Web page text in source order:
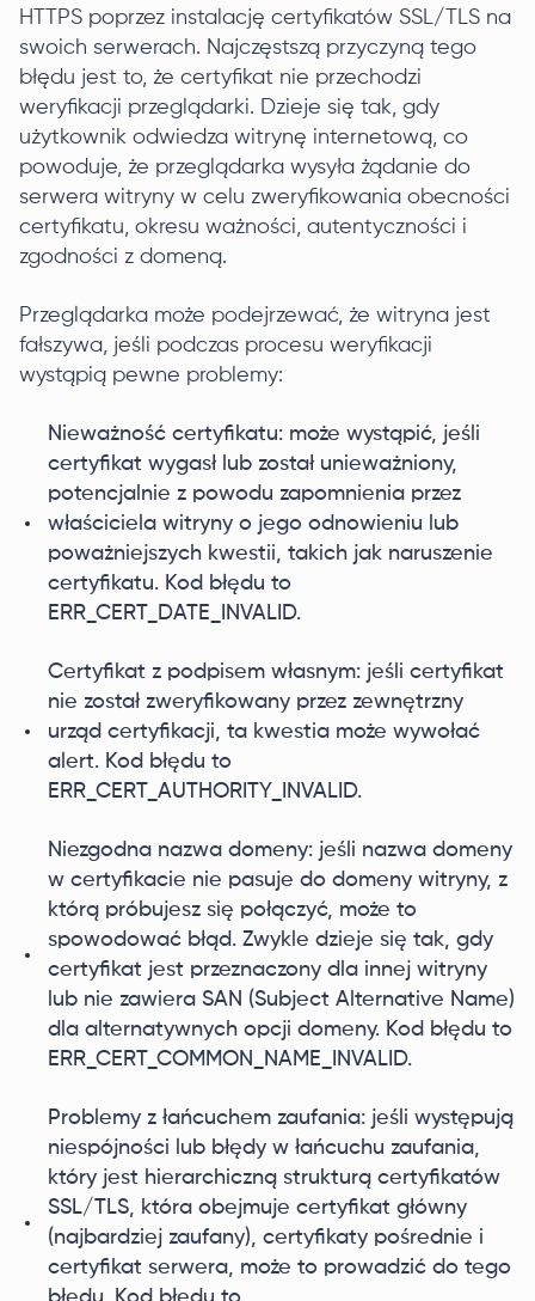
HTTPS poprzez instalację certyfikatów SSL/TLS na
swoich serwerach. Najczęstszą przyczyną tego
błędu jest to, że certyfikat nie przechodzi
weryfikacji przeglądarki. Dzieje się tak, gdy
użytkownik odwiedza witrynę internetową, co
powoduje, że przeglądarka wysyła żądanie do
serwera witryny w celu zweryfikowania obecności
certyfikatu, okresu ważności, autentyczności i
zgodności z domeną.
Przeglądarka może podejrzewać, że witryna jest
fałszywa, jeśli podczas procesu weryfikacji
wystąpią pewne problemy:
Nieważność certyfikatu: może wystąpić, jeśli
certyfikat wygasł lub został unieważniony,
potencjalnie z powodu zapomnienia przez
właściciela witryny o jego odnowieniu lub
poważniejszych kwestii, takich jak naruszenie
certyfikatu. Kod błędu to
ERR_CERT_DATE_INVALID.
Certyfikat z podpisem własnym: jeśli certyfikat
nie został zweryfikowany przez zewnętrzny
urząd certyfikacji, ta kwestia może wywołać
alert. Kod błędu to
ERR_CERT_AUTHORITY_INVALID.
Niezgodna nazwa domeny: jeśli nazwa domeny
w certyfikacie nie pasuje do domeny witryny, z
którą próbujesz się połączyć, może to
spowodować błąd. Zwykle dzieje się tak, gdy
certyfikat jest przeznaczony dla innej witryny
lub nie zawiera SAN (Subject Alternative Name)
dla alternatywnych opcji domeny. Kod błędu to
ERR_CERT_COMMON_NAME_INVALID.
Problemy z łańcuchem zaufania: jeśli występują
niespójności lub błędy w łańcuchu zaufania,
który jest hierarchiczną strukturą certyfikatów
SSL/TLS, która obejmuje certyfikat główny
(najbardziej zaufany), certyfikaty pośrednie i
certyfikat serwera, może to prowadzić do tego